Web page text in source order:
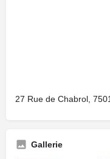
27 Rue de Chabrol,
Gallerie